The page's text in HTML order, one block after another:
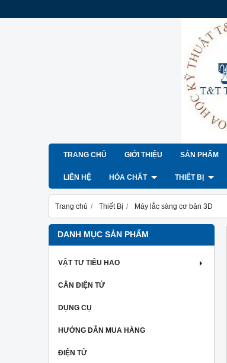
TRANG CHỦ GIỚI THIỆU SẢN PHẨM
LIÊN HỆ HÓA CHẤT THIẾT BỊ
Trang chủ Thiết Bị Máy lắc sàng cơ bản 3D
DANH MỤC SẢN PHẨM
VẬT TƯ TIÊU HAO
CÂN ĐIỆN TỬ
DỤNG CỤ
HƯỚNG DẪN MUA HÀNG
ĐIỆN TỬ